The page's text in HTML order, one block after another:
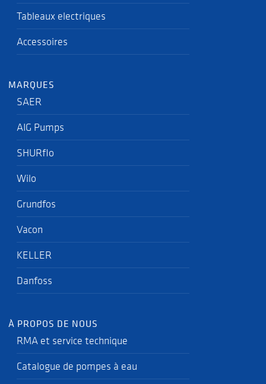
Tableaux electriques
Accessoires
MARQUES
SAER
AIG Pumps
SHURflo
Wilo
Grundfos
Vacon
KELLER
Danfoss
À PROPOS DE NOUS
RMA et service technique
Catalogue de pompes à eau